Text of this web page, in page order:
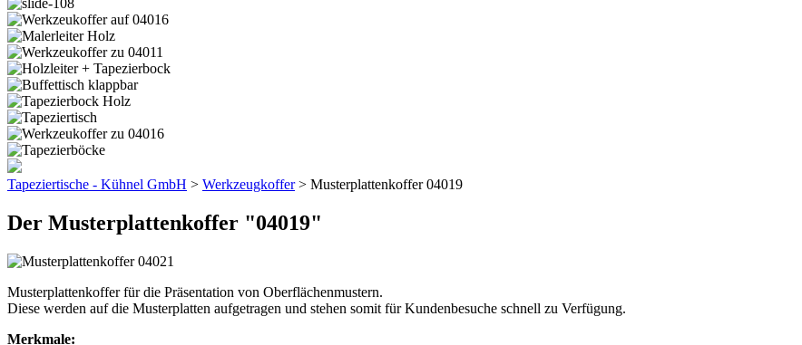
Tapeziertische - Kühnel GmbH > Werkzeugkoffer> Musterplattenkoffer 04019
Der Musterplattenkoffer "04019"
Musterplattenkoffer für die Präsentation von Oberflächenmustern.
Diese werden auf die Musterplatten aufgetragen und stehen somit für Kundenbesuche schnell zu Verfügung.
Merkmale: